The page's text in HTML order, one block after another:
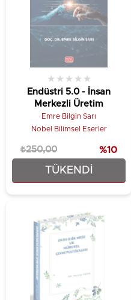
TÜKENDI
Endüstri 5.0 - İnsan
Merkezli Üretim
★ ★ ★ ★ ★
Emre Bilgin Sarı
Nobel Bilimsel Eserler
₺225,00
₺250,00 %10